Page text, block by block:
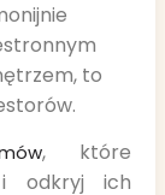
to
, które
odkryj ich